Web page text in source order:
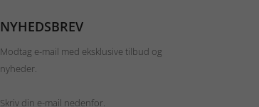
NYHEDSBREV
Modtag e-mail med eksklusive tilbud og
nyheder.
Skriv din e-mail nedenfor.